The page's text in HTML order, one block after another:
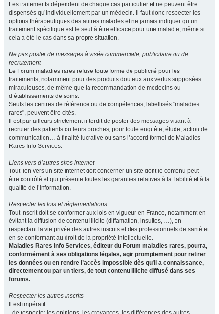
Les traitements dépendent de chaque cas particulier et ne peuvent être
dispensés qu’individuellement par un médecin. Il faut donc respecter les
options thérapeutiques des autres malades et ne jamais indiquer qu’un
traitement spécifique est le seul à être efficace pour une maladie, même si
cela a été le cas dans sa propre situation.
Ne pas poster de messages à visée commerciale, publicitaire ou de
recrutement
Le Forum maladies rares refuse toute forme de publicité pour les
traitements, notamment pour des produits douteux aux vertus supposées
miraculeuses, de même que la recommandation de médecins ou
d’établissements de soins.
Seuls les centres de référence ou de compétences, labellisés "maladies
rares", peuvent être cités.
Il est par ailleurs strictement interdit de poster des messages visant à
recruter des patients ou leurs proches, pour toute enquête, étude, action de
communication… à finalité lucrative ou sans l’accord formel de Maladies
Rares Info Services.
Liens vers d’autres sites internet
Tout lien vers un site internet doit concerner un site dont le contenu peut
être contrôlé et qui présente toutes les garanties relatives à la fiabilité et à la
qualité de l’information.
Respecter les lois et réglementations
Tout inscrit doit se conformer aux lois en vigueur en France, notamment en
évitant la diffusion de contenu illicite (diffamation, insultes, …), en
respectant la vie privée des autres inscrits et des professionnels de santé et
en se conformant au droit de la propriété intellectuelle.
Maladies Rares Info Services, éditeur du Forum maladies rares, pourra,
conformément à ses obligations légales, agir promptement pour retirer
les données ou en rendre l’accès impossible dès qu’il a connaissance,
directement ou par un tiers, de tout contenu illicite diffusé dans ses
forums.
Respecter les autres inscrits
Il est impératif :
- de respecter les opinions, les croyances, les différences des autres